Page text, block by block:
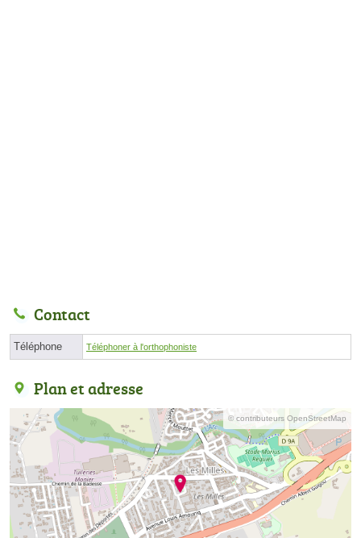
Contact
Téléphone Téléphoner à l'orthophoniste
Plan et adresse
© contributeurs OpenStreetMap